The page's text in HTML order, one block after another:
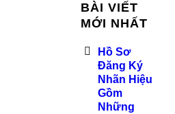
BÀI VIẾT
MỚI NHẤT
Hồ Sơ
Đăng Ký
Nhãn Hiệu
Gồm
Những